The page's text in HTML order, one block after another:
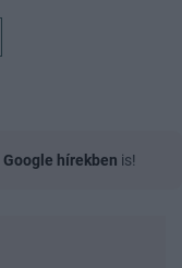
Google hírekben is!